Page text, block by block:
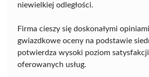
niewielkiej odległości.
Firma cieszy się doskonałymi
gwiazdkowe oceny na podstawie
potwierdza wysoki poziom
oferowanych usług.